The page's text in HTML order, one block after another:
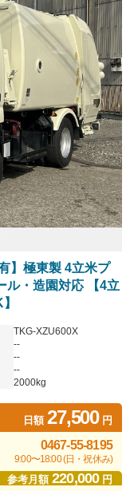
】極東製 4立米プ
ル・造園対応 【4立
TKG-XZU600X
--
--
--
2000kg
日額27,500円
0467-55-8195
9:00〜18:00 (日・祝休み)
参考月額220,000円